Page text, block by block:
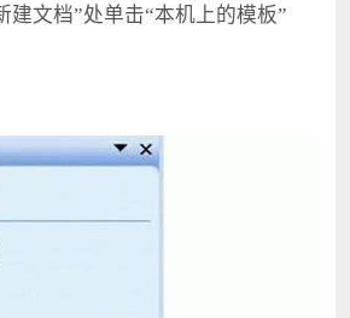
建文档”处单击“本机上的模板”